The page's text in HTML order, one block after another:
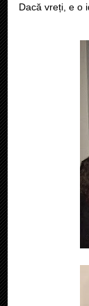
Dacă vreți, e o